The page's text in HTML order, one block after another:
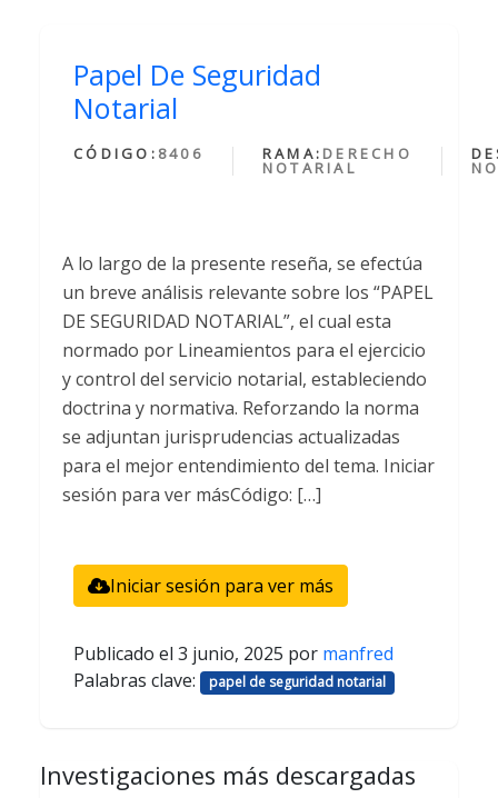
Papel De Seguridad
Notarial
CÓDIGO: 8406 RAMA: DERECHO
NOTARIAL
A lo largo de la presente reseña, se efectúa
un breve análisis relevante sobre los “PAPEL
DE SEGURIDAD NOTARIAL”, el cual esta
normado por Lineamientos para el ejercicio
y control del servicio notarial, estableciendo
doctrina y normativa. Reforzando la norma
se adjuntan jurisprudencias actualizadas
para el mejor entendimiento del tema. Iniciar
sesión para ver másCódigo: […]
Iniciar sesión para ver más
Publicado el 3 junio, 2025 por manfred
Palabras clave:
papel de seguridad notarial
Investigaciones más descargadas